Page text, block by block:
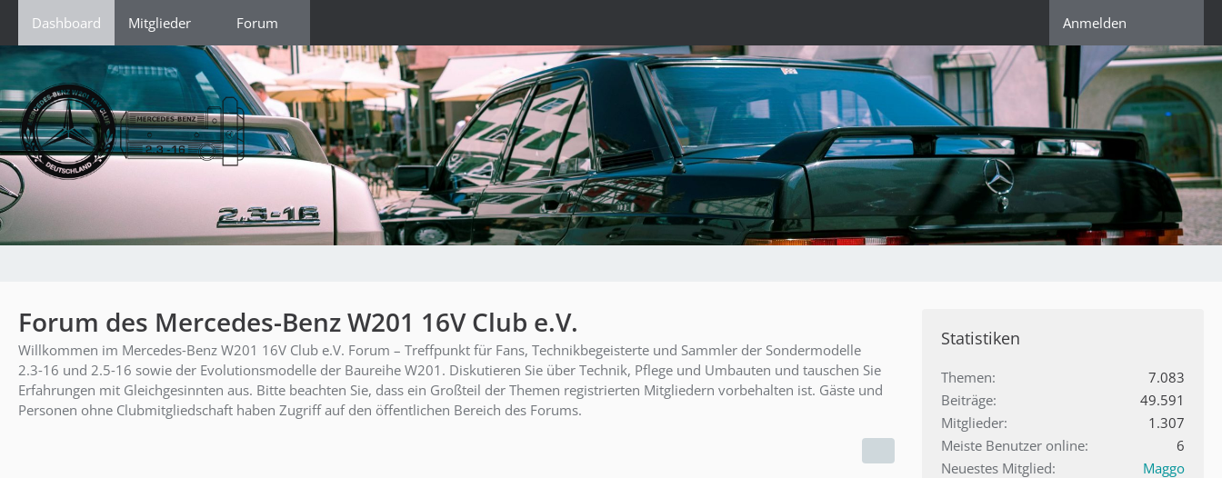
Dashboard Mitglieder Forum Anmelden
Forum des Mercedes-Benz W201 16V Club e.V.
Willkommen im Mercedes‑Benz W201 16V Club e.V. Forum – Treffpunkt für Fans, Technikbegeisterte und Sammler der Sondermodelle
2.3‑16 und 2.5‑16 sowie der Evolutionsmodelle der Baureihe W201. Diskutieren Sie über Technik, Pflege und Umbauten und tauschen Sie
Erfahrungen mit Gleichgesinnten aus. Bitte beachten Sie, dass ein Großteil der Themen registrierten Mitgliedern vorbehalten ist. Gäste und
Personen ohne Clubmitgliedschaft haben Zugriff auf den öffentlichen Bereich des Forums.
Statistiken
Themen
7.083
Beiträge
49.591
Mitglieder
1.307
Meiste Benutzer online
6
Neuestes Mitglied
Maggo